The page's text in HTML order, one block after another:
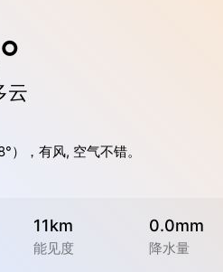
云
），有风, 空气不错。
11km
能见度
0.0mm
降水量